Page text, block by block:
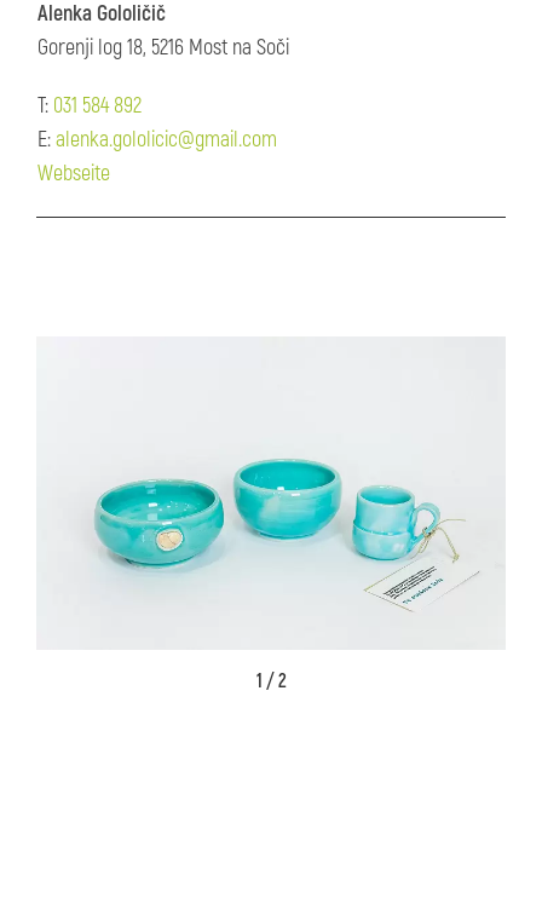
Alenka Gololičič
Gorenji log 18, 5216 Most na Soči
T: 031 584 892
E:alenka.gololicic@gmail.com
Webseite
1 / 2